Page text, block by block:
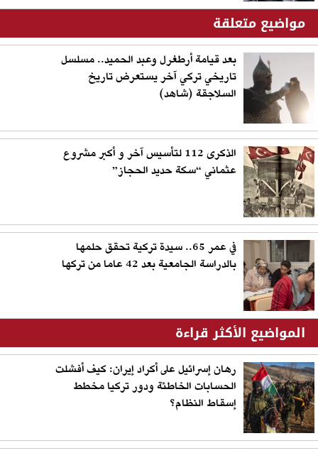
مواضيع متعلقة
بعد قيامة أرطغرل وعبد الحميد.. مسلسل
تاريخي تركي آخر يستعرض تاريخ
السلاجقة (شاهد)
الذكرى 112 لتأسيس آخر و أكبر مشروع
عثماني “سكة حديد الحجاز”
في عمر 65.. سيدة تركية تحقق حلمها
بالدراسة الجامعية بعد 42 عاما من تركها
المواضيع الأكثر قراءة
رهان إسرائيل على أكراد إيران: كيف أفشلت
الحسابات الخاطئة ودور تركيا مخطط
إسقاط النظام؟